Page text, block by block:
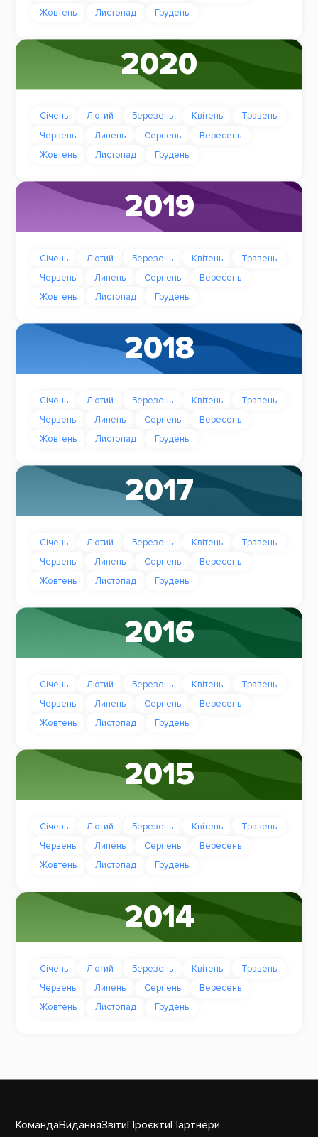
Жовтень
Листопад Грудень
2020
Січень Лютий Березень Квітень
Травень
Червень
Липень Серпень
Вересень
Жовтень
Листопад Грудень
2019
Січень Лютий Березень Квітень
Травень
Червень
Липень Серпень
Вересень
Жовтень
Листопад Грудень
2018
Січень Лютий Березень Квітень
Травень
Червень
Липень Серпень
Вересень
Жовтень
Листопад Грудень
2017
Січень Лютий Березень Квітень
Травень
Червень
Липень Серпень
Вересень
Жовтень
Листопад Грудень
2016
Січень Лютий Березень Квітень
Травень
Червень
Липень Серпень
Вересень
Жовтень
Листопад Грудень
2015
Січень Лютий Березень Квітень
Травень
Червень
Липень Серпень
Вересень
Жовтень
Листопад Грудень
2014
Січень Лютий Березень Квітень
Травень
Червень
Липень Серпень
Вересень
Жовтень
Листопад Грудень
КомандаВиданняЗвітиПроєктиПартнери